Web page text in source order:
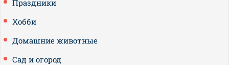
Праздники
Хобби
Домашние животные
Сад и огород